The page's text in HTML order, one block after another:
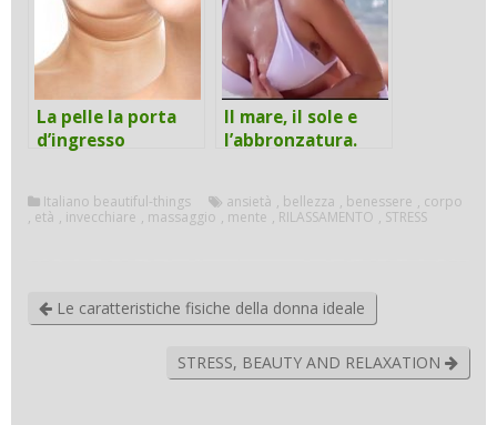
La pelle la porta
d’ingresso
Il mare, il sole e
l’abbronzatura.
Italiano beautiful-things ansietà , bellezza , benessere , corpo
, età , invecchiare , massaggio , mente , RILASSAMENTO , STRESS
Le caratteristiche fisiche della donna ideale
STRESS, BEAUTY AND RELAXATION